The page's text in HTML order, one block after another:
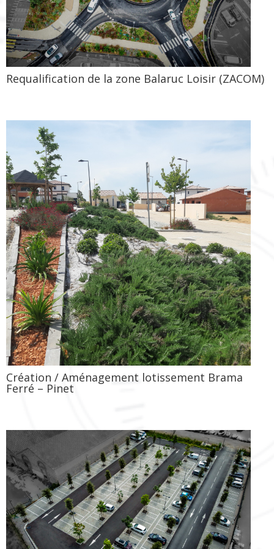
Requalification de la zone Balaruc Loisir (ZACOM)
Création / Aménagement lotissement Brama
Ferré – Pinet